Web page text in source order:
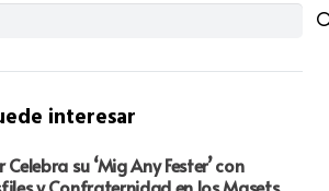
interesar
Celebra su ‘Mig Any Fester’ con